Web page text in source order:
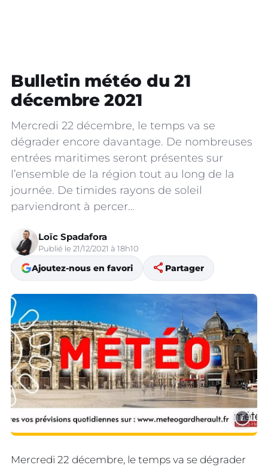
Bulletin météo du 21
décembre 2021
Mercredi 22 décembre, le temps va se
dégrader encore davantage. De nombreuses
entrées maritimes seront présentes sur
l’ensemble de la région tout au long de la
journée. De timides rayons de soleil
parviendront à percer…
Loïc Spadafora
Publié le 21/12/2021 à 18h10
Ajoutez-nous en favori share Partager
i
Mercredi 22 décembre, le temps va se dégrader